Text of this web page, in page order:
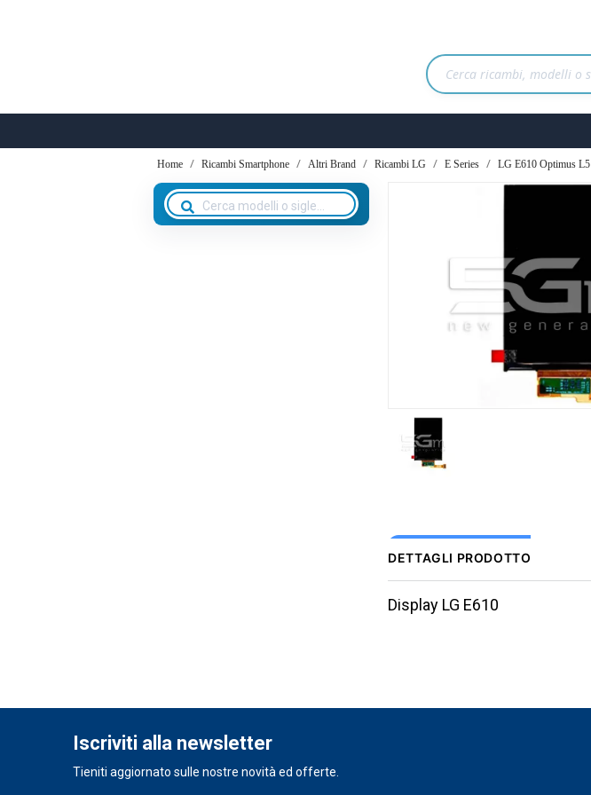
Home Ricambi Smartphone Altri Brand Ricambi LG E Series LG E610 Optimus L5
DETTAGLI PRODOTTO
Display LG E610
Iscriviti alla newsletter
Tieniti aggiornato sulle nostre novità ed offerte.